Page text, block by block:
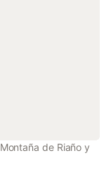
de Riaño y